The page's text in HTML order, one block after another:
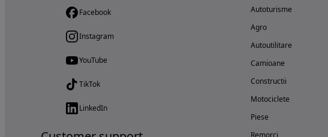
Facebook
Instagram
YouTube
TikTok
LinkedIn
Autoturisme
Agro
Autoutilitare
Camioane
Constructii
Motociclete
Piese
Remorci